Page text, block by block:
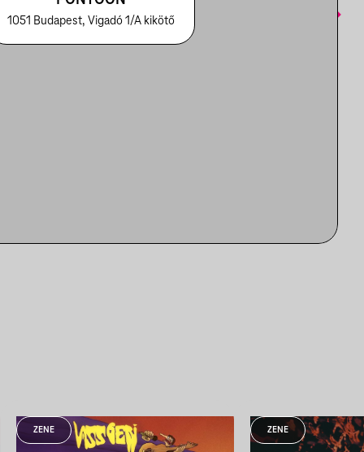
1051 Budapest, Vigadó 1/A kikötő
ZENE ZENE